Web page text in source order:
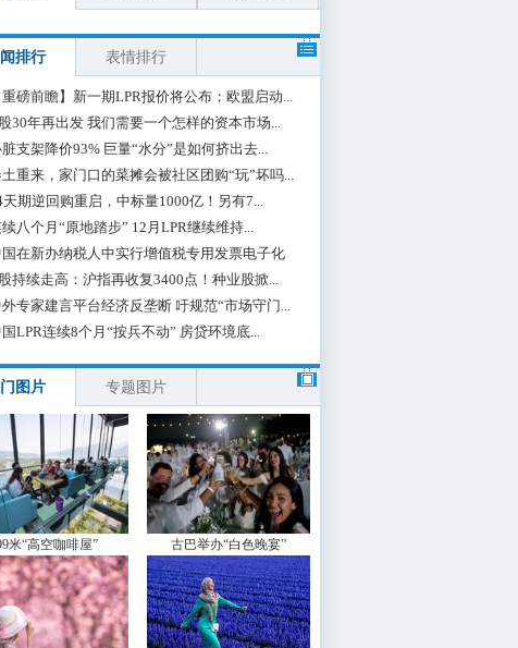
排行 表情排行
重磅前瞻】新一期LPR报价将公布；欧盟启动...
30年再出发 我们需要一个怎样的资本市场...
支架降价93% 巨量“水分”是如何挤出去...
重来，家门口的菜摊会被社区团购“玩”坏吗...
天期逆回购重启，中标量1000亿！另有7...
八个月“原地踏步” 12月LPR继续维持...
在新办纳税人中实行增值税专用发票电子化
持续走高：沪指再收复3400点！种业股掀...
专家建言平台经济反垄断 吁规范“市场守门...
LPR连续8个月“按兵不动” 房贷环境底...
图片 专题图片
米“高空咖啡屋” 古巴举办“白色晚宴”